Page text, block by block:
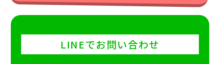
LINEでお問い合わせ